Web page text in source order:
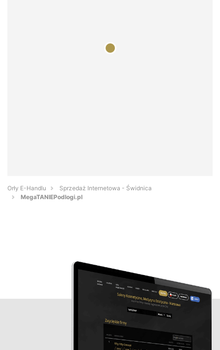
Orły E-Handlu
Sprzedaż Internetowa - Świdnica
MegaTANIEPodlogi.pl